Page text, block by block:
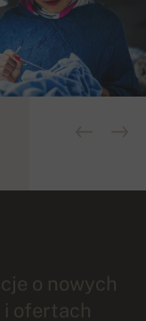
o nowych
i ofertach